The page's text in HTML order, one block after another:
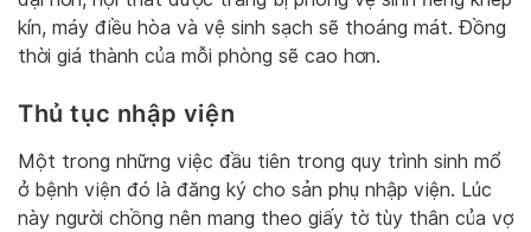
kín, máy điều hòa và vệ sinh sạch sẽ thoáng mát. Đồng
thời giá thành của mỗi phòng sẽ cao hơn.
Thủ tục nhập viện
Một trong những việc đầu tiên trong quy trình sinh mổ
ở bệnh viện đó là đăng ký cho sản phụ nhập viện. Lúc
này người chồng nên mang theo giấy tờ tùy thân của vợ